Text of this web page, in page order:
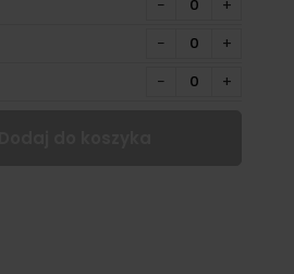
− +
− +
− +